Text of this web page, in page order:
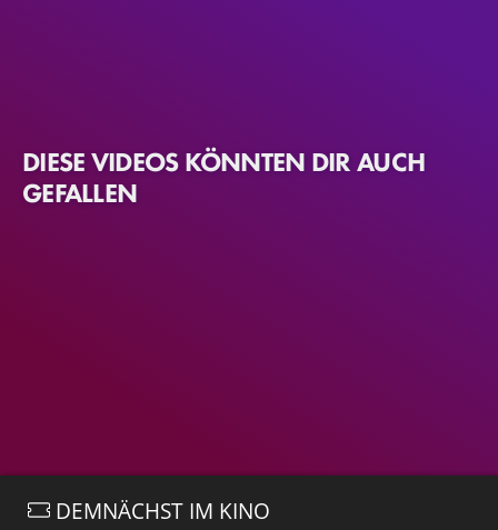
DIESE VIDEOS KÖNNTEN DIR AUCH
GEFALLEN
DEMNÄCHST IM KINO